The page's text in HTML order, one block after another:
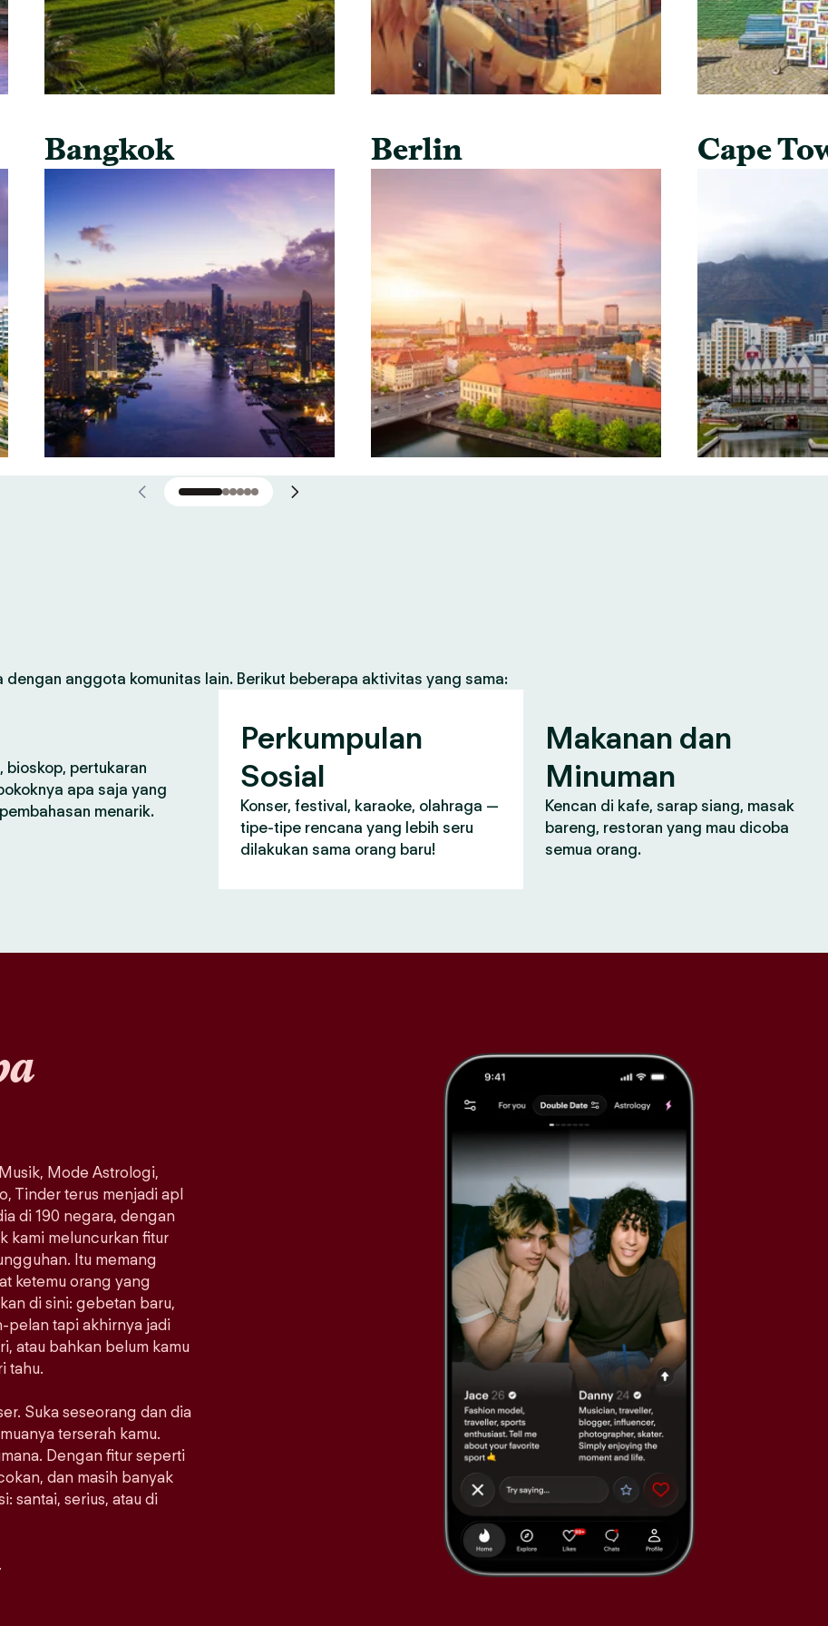
Bangkok Berlin Cape
anggota komunitas lain. Berikut beberapa aktivitas yang sama:
bioskop, pertukaran
apa saja yang
menarik.
Perkumpulan
Sosial
Konser, festival, karaoke, olahraga —
tipe-tipe rencana yang lebih seru
dilakukan sama orang baru!
Makanan dan
Minuman
Kencan di kafe, sarap siang, masak
bareng, restoran yang mau dicoba
semua orang.
Mode Astrologi,
Tinder terus menjadi apl
di 190 negara, dengan
kami meluncurkan fitur
Itu memang
ketemu orang yang
di sini: gebetan baru,
pelan tapi akhirnya jadi
atau bahkan belum kamu
tahu.
Suka seseorang dan dia
terserah kamu.
Dengan fitur seperti
dan masih banyak
santai, serius, atau di